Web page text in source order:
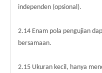
independen (opsional).
2.14 Enam pola pengujian
bersamaan.
2.15 Ukuran kecil, hanya